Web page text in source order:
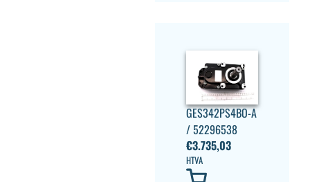
GES342PS4BO-A
/ 52296538
€3.735,03
HTVA